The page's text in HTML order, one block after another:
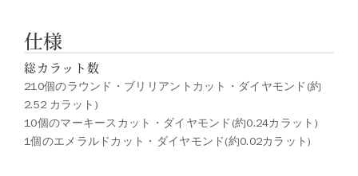
仕様
総カラット数
210個のラウンド・ブリリアントカット・ダイヤモンド(約
2.52 カラット)
10個のマーキースカット・ダイヤモンド(約0.24カラット)
1個のエメラルドカット・ダイヤモンド(約0.02カラット)